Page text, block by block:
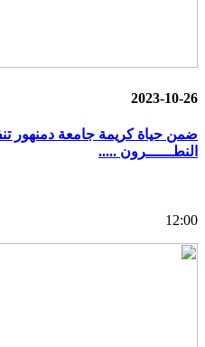
2023-10-26
ضمن حياة كريمة جامعة دمنهور
النطــــــرون .....
12:00